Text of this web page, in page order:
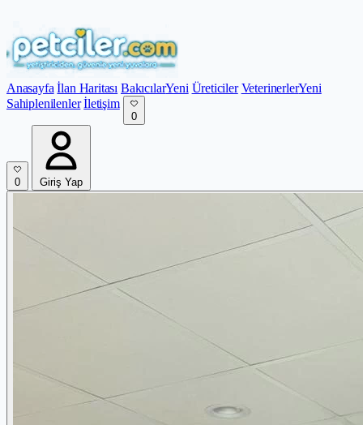
Anasayfa İlan Haritası BakıcılarYeni Üreticiler VeterinerlerYeni
Sahiplenilenler İletişim
0
0 Giriş Yap